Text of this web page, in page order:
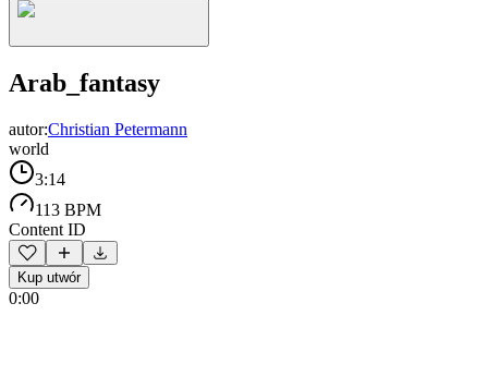
Arab_fantasy
autor:Christian Petermann
world
3:14
113 BPM
Content ID
Kup utwór
0:00